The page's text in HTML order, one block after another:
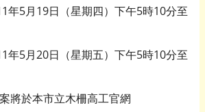
5月19日（星期四）下午5時10分至
5月20日（星期五）下午5時10分至
將於本市立木柵高工官網